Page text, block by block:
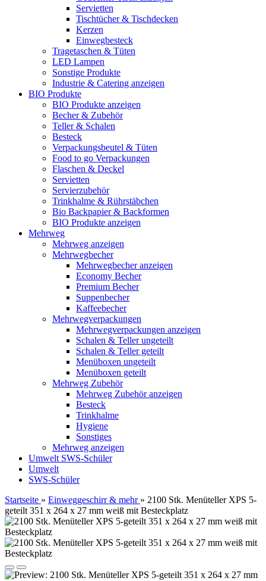
Servietten
Tischtücher & Tischdecken
Kerzen
Einwegbesteck
Tragetaschen & Tüten
LED Lampen
Sonstige Produkte
Industrie & Catering anzeigen
BIO Produkte
BIO Produkte anzeigen
Becher & Zubehör
Teller & Schalen
Besteck
Verpackungsbeutel & Tüten
Food to go Verpackungen
Flaschen & Deckel
Servietten
Servierzubehör
Trinkhalme & Rührstäbchen
Bio Backpapier & Backformen
BIO Produkte anzeigen
Mehrweg
Mehrweg anzeigen
Mehrwegbecher
Mehrwegbecher anzeigen
Economy Becher
Premium Becher
Suppenbecher
Kaffeebecher
Mehrwegverpackungen
Mehrwegverpackungen anzeigen
Schalen & Teller ungeteilt
Schalen & Teller geteilt
Menüboxen ungeteilt
Menüboxen geteilt
Mehrweg Zubehör
Mehrweg Zubehör anzeigen
Besteck
Trinkhalme
Hygiene
Sonstiges
Mehrweg anzeigen
Umwelt SWS-Schüler
Umwelt
SWS-Schüler
Startseite » Einweggeschirr & mehr » 2100 Stk. Menüteller XPS 5-
geteilt 351 x 264 x 27 mm weiß mit Besteckplatz